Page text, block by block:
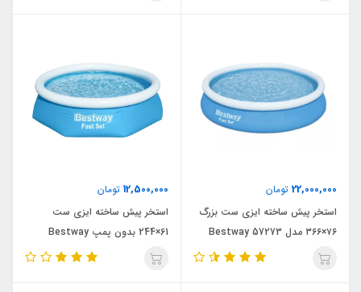
22,000,000 تومان
استخر پیش ساخته ایزی ست بزرگ
۷۶×۳۶۶ مدل Bestway 57273
12,500,000 تومان
استخر پیش ساخته ایزی ست
61×244 بدون پمپ Bestway
57448